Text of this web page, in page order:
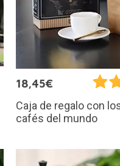
18,45€
Caja de regalo con
cafés del mundo